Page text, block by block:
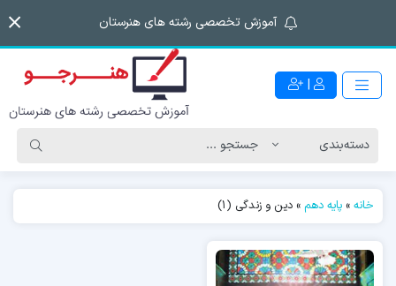
آموزش تخصصی رشته های هنرستان
|
خانه » پایه دهم » دین و زندگی (1)